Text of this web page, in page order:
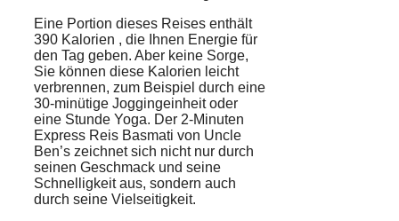
Eine Portion dieses Reises enthält
390 Kalorien , die Ihnen Energie für
den Tag geben. Aber keine Sorge,
Sie können diese Kalorien leicht
verbrennen, zum Beispiel durch eine
30-minütige Joggingeinheit oder
eine Stunde Yoga. Der 2-Minuten
Express Reis Basmati von Uncle
Ben’s zeichnet sich nicht nur durch
seinen Geschmack und seine
Schnelligkeit aus, sondern auch
durch seine Vielseitigkeit.